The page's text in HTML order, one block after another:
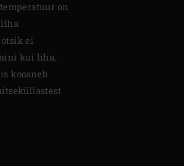
on
liha
ei
kui liha.
koosneb